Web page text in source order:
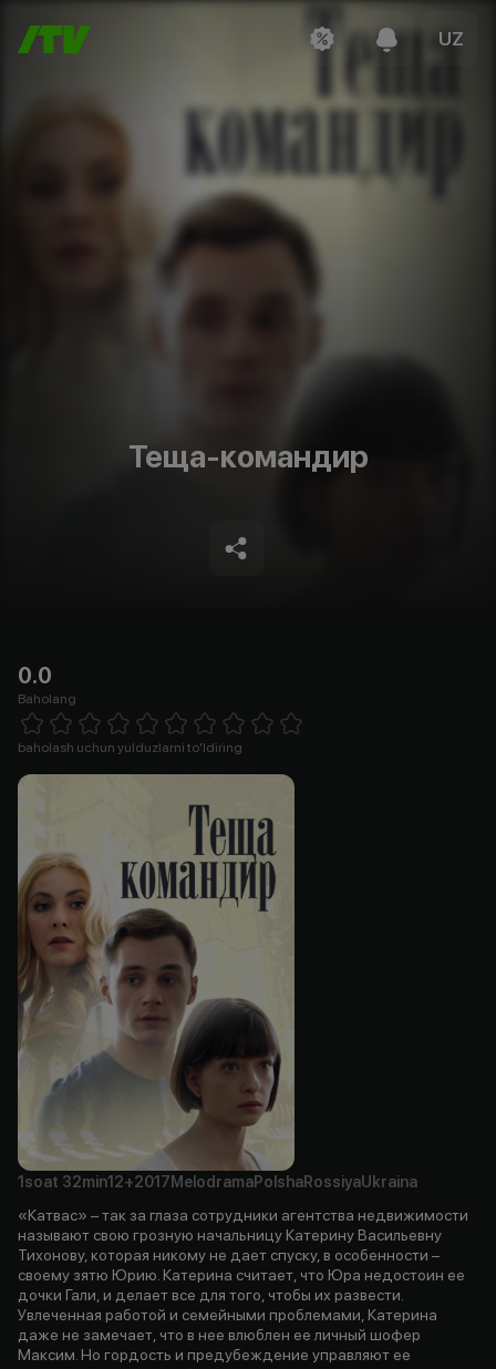
UZ
Теща-командир
0.0
Baholang
1 Star 2 Stars 3 Stars 4 Stars5 Stars 6 Stars7 Stars8 Stars
baholash uchun yulduzlarni to'ldiring
1soat 32min12+2017 MelodramaPolshaRossiyaUkraina
«Катвас» – так за глаза сотрудники агентства недвижимости
называют свою грозную начальницу Катерину Васильевну
Тихонову, которая никому не дает спуску, в особенности –
своему зятю Юрию. Катерина считает, что Юра недостоин ее
дочки Гали, и делает все для того, чтобы их развести.
Увлеченная работой и семейными проблемами, Катерина
даже не замечает, что в нее влюблен ее личный шофер
Максим. Но гордость и предубеждение управляют ее